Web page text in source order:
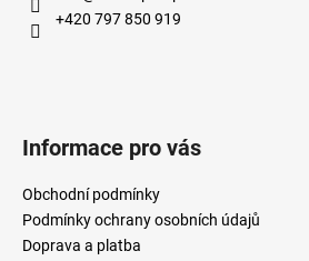
+420 797 850 919
Informace pro vás
Obchodní podmínky
Podmínky ochrany osobních údajů
Doprava a platba